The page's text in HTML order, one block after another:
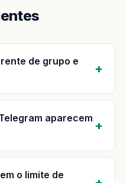
de grupo e
aparecem
o limite de